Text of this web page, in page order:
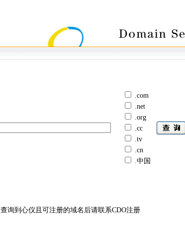
.com
.net
.org
.cc
.tv
.cn
.中国
查询到心仪且可注册的域名后请联系CDO注册